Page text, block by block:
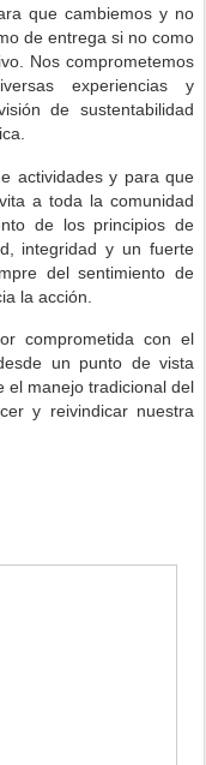
que cambiemos y no
de entrega si no como
Nos comprometemos
experiencias y
de sustentabilidad
actividades y para que
a toda la comunidad
de los principios de
integridad y un fuerte
del sentimiento de
la acción.
comprometida con el
un punto de vista
el manejo tradicional del
y reivindicar nuestra